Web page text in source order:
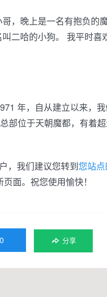
，晚上是一名有抱负的
二哈的小狗。 我平时喜
年，自从建立以来，
部位于天朝魔都，有着
，我们建议您转到您站
面。祝您使用愉快！
0 分享